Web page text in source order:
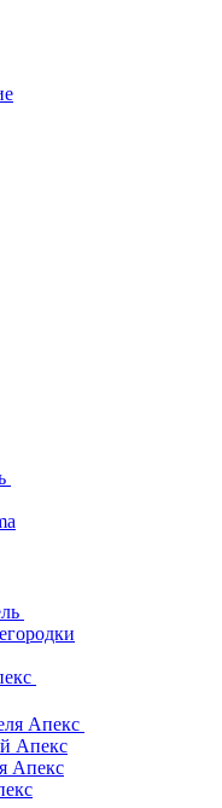
Апекс
Апекс
Апекс